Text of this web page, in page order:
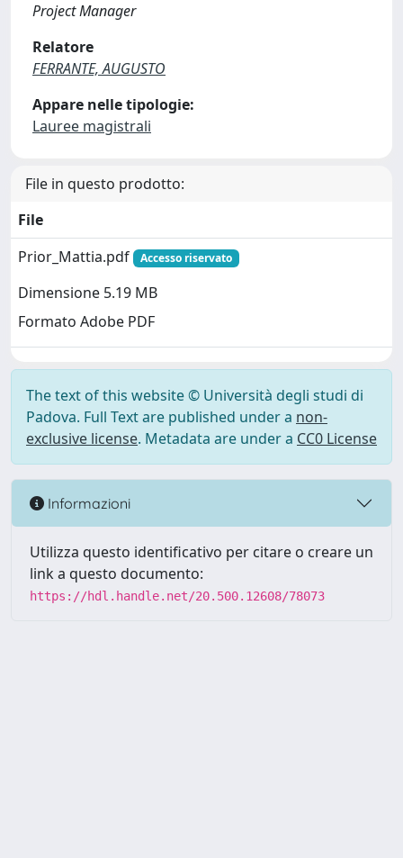
Project Manager
Relatore
FERRANTE, AUGUSTO
Appare nelle tipologie:
Lauree magistrali
File in questo prodotto:
File
Prior_Mattia.pdf
Accesso riservato
Dimensione 5.19 MB
Formato Adobe PDF
The text of this website © Università degli studi di
Padova. Full Text are published under a non-
exclusive license. Metadata are under a CC0 License
Informazioni
Utilizza questo identificativo per citare o creare un
link a questo documento:
https://hdl.handle.net/20.500.12608/78073